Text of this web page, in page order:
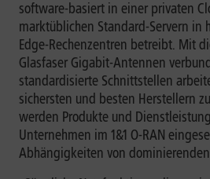
software-basiert in einer privaten
marktüblichen Standard-Servern in
Edge-Rechenzentren betreibt. Mit
Glasfaser Gigabit-Antennen
standardisierte Schnittstellen
sichersten und besten Herstellern
werden Produkte und
Unternehmen im 1&1 O-RAN
Abhängigkeiten von